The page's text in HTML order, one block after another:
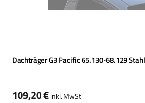
Dachträger G3 Pacific 65.130-68.129 Stahl
109,20 €inkl. MwSt